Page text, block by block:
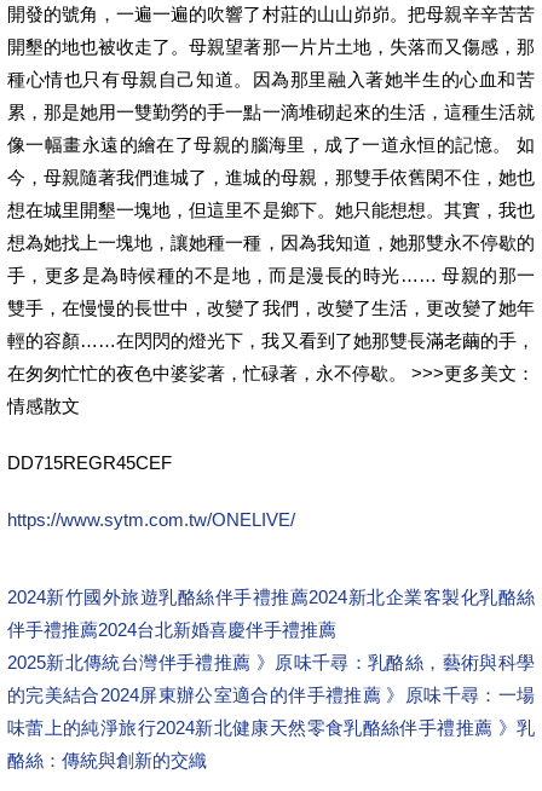
開發的號角，一遍一遍的吹響了村莊的山山峁峁。把母親辛辛苦苦
開墾的地也被收走了。母親望著那一片片土地，失落而又傷感，那
種心情也只有母親自己知道。因為那里融入著她半生的心血和苦
累，那是她用一雙勤勞的手一點一滴堆砌起來的生活，這種生活就
像一幅畫永遠的繪在了母親的腦海里，成了一道永恒的記憶。 如
今，母親隨著我們進城了，進城的母親，那雙手依舊閑不住，她也
想在城里開墾一塊地，但這里不是鄉下。她只能想想。其實，我也
想為她找上一塊地，讓她種一種，因為我知道，她那雙永不停歇的
手，更多是為時候種的不是地，而是漫長的時光…… 母親的那一
雙手，在慢慢的長世中，改變了我們，改變了生活，更改變了她年
輕的容顏……在閃閃的燈光下，我又看到了她那雙長滿老繭的手，
在匆匆忙忙的夜色中婆娑著，忙碌著，永不停歇。 >>>更多美文：
情感散文
DD715REGR45CEF
https://www.sytm.com.tw/ONELIVE/
2024新竹國外旅遊乳酪絲伴手禮推薦2024新北企業客製化乳酪絲
伴手禮推薦2024台北新婚喜慶伴手禮推薦
2025新北傳統台灣伴手禮推薦 》原味千尋：乳酪絲，藝術與科學
的完美結合2024屏東辦公室適合的伴手禮推薦 》原味千尋：一場
味蕾上的純淨旅行2024新北健康天然零食乳酪絲伴手禮推薦 》乳
酪絲：傳統與創新的交織